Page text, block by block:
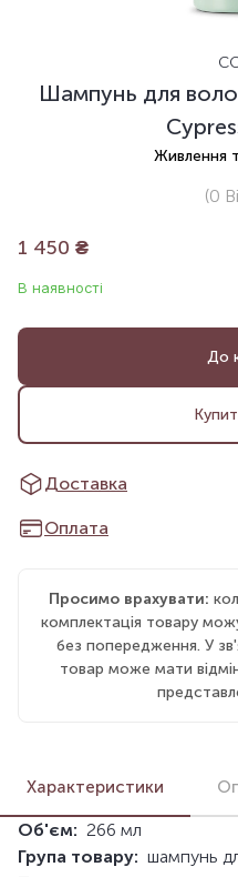
Шампунь для
Живлення
(0
1 450 ₴
В наявності
До
Доставка
Оплата
Просимо врахувати:
комплектація товару
без попередження. У
товар може мати
Характеристики
Об'єм: 266 мл
Група товару: шампунь